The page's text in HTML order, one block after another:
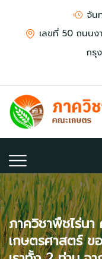
จัน
เลขที่ 50 ถนนง
กรุ
ภาควิชาพืชไร่น
เกษตรศาสตร์